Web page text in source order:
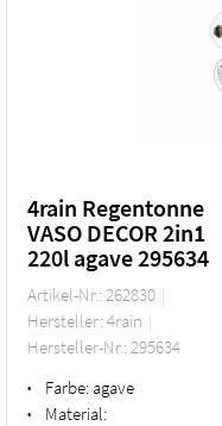
4rain Regentonne
VASO DECOR 2in1
220l agave 295634
Artikel-Nr.: 262830
Hersteller: 4rain
Hersteller-Nr.: 295634
• Farbe: agave
•
Material: